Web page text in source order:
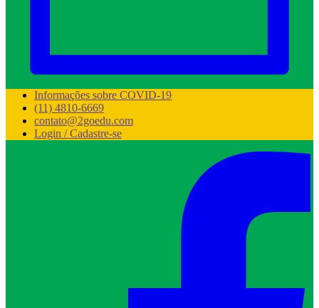
Informações sobre COVID-19
(11) 4810-6669
contato@2goedu.com
Login / Cadastre-se